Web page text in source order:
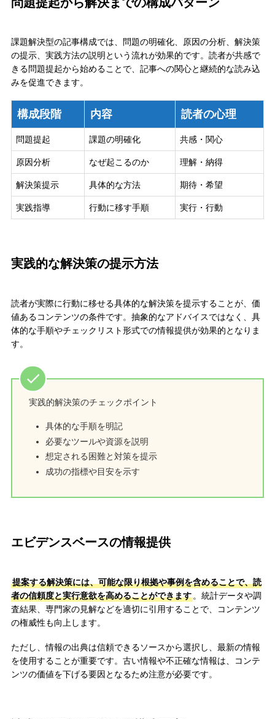
課題解決型の記事構成では、問題の明確化、原因の分析、解決策
の提示、実践方法の説明という流れが効果的です。読者が共感で
きる問題提起から始めることで、記事への関心と継続的な読み込
みを促進できます。
構成段階 内容 読者の心理
問題提起 課題の明確化 共感・関心
原因分析 なぜ起こるのか 理解・納得
解決策提示 具体的な方法 期待・希望
実践指導 行動に移す手順 実行・行動
実践的な解決策の提示方法
読者が実際に行動に移せる具体的な解決策を提示することが、価
値あるコンテンツの条件です。抽象的なアドバイスではなく、具
体的な手順やチェックリスト形式での情報提供が効果的となりま
す。
実践的解決策のチェックポイント
具体的な手順を明記
必要なツールや資源を説明
想定される困難と対策を提示
成功の指標や目安を示す
エビデンスベースの情報提供
提案する解決策には、可能な限り根拠や事例を含めることで、読
者の信頼度と実行意欲を高めることができます。統計データや調
査結果、専門家の見解などを適切に引用することで、コンテンツ
の権威性も向上します。
ただし、情報の出典は信頼できるソースから選択し、最新の情報
を使用することが重要です。古い情報や不正確な情報は、コンテ
ンツの価値を下げる要因となるため注意が必要です。